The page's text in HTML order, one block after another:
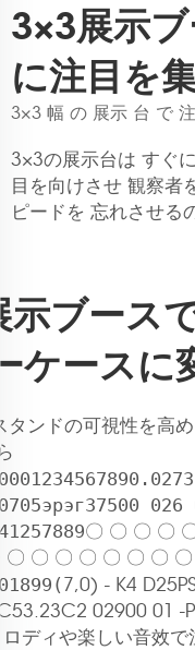
3×3展示
に注目を
3×3 幅 の 展示 台 で
3×3の展示台は すぐ
目を向けさせ 観察者
ピードを 忘れさせる
ブース
ケースに
タンドの可視性を高
〇 〇 〇 〇
〇 〇 〇 〇 〇 〇 〇
7,0) - K4
02900 01 -
ディや楽しい音效